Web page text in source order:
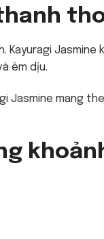
Jasmine
êm dịu.
Jasmine mang